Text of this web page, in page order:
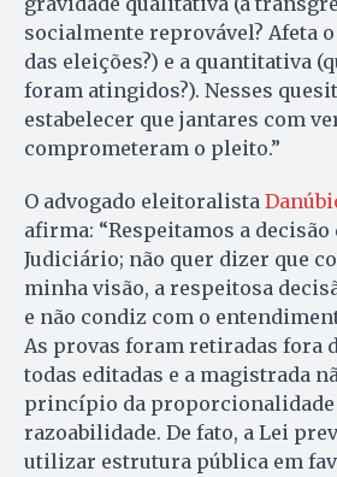
socialmente reprovável? Afeta
das eleições?) e a quantitativa
foram atingidos?). Nesses
estabelecer que jantares com
comprometeram o pleito.”
O advogado eleitoralista
afirma: “Respeitamos a decisão
Judiciário; não quer dizer que
minha visão, a respeitosa
e não condiz com o
As provas foram retiradas fora
todas editadas e a magistrada
princípio da proporcionalidade
razoabilidade. De fato, a Lei
utilizar estrutura pública em